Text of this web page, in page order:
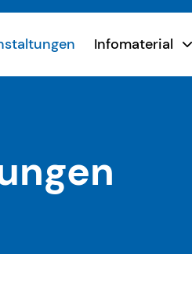
Infomaterial